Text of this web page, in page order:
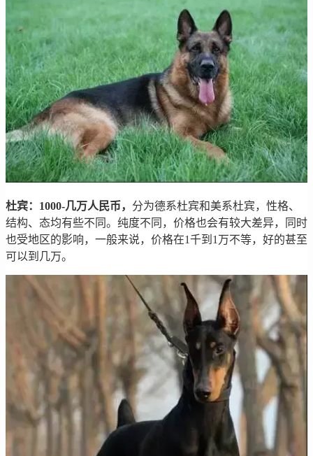
杜宾：1000-几万人民币， 分为德系杜宾和美系杜宾，性格、
结构、态均有些不同。纯度不同，价格也会有较大差异，同时
也受地区的影响，一般来说，价格在1千到1万不等，好的甚至
可以到几万。